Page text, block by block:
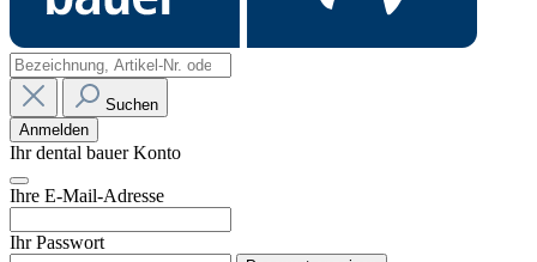
Suchen
Anmelden
Ihr dental bauer Konto
Ihre E-Mail-Adresse
Ihr Passwort